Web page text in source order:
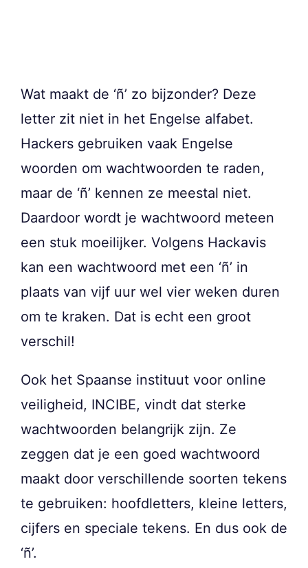
Wat maakt de ‘ñ’ zo bijzonder? Deze
letter zit niet in het Engelse alfabet.
Hackers gebruiken vaak Engelse
woorden om wachtwoorden te raden,
maar de ‘ñ’ kennen ze meestal niet.
Daardoor wordt je wachtwoord meteen
een stuk moeilijker. Volgens Hackavis
kan een wachtwoord met een ‘ñ’ in
plaats van vijf uur wel vier weken duren
om te kraken. Dat is echt een groot
verschil!
Ook het Spaanse instituut voor online
veiligheid, INCIBE, vindt dat sterke
wachtwoorden belangrijk zijn. Ze
zeggen dat je een goed wachtwoord
maakt door verschillende soorten tekens
te gebruiken: hoofdletters, kleine letters,
cijfers en speciale tekens. En dus ook de
‘ñ’.